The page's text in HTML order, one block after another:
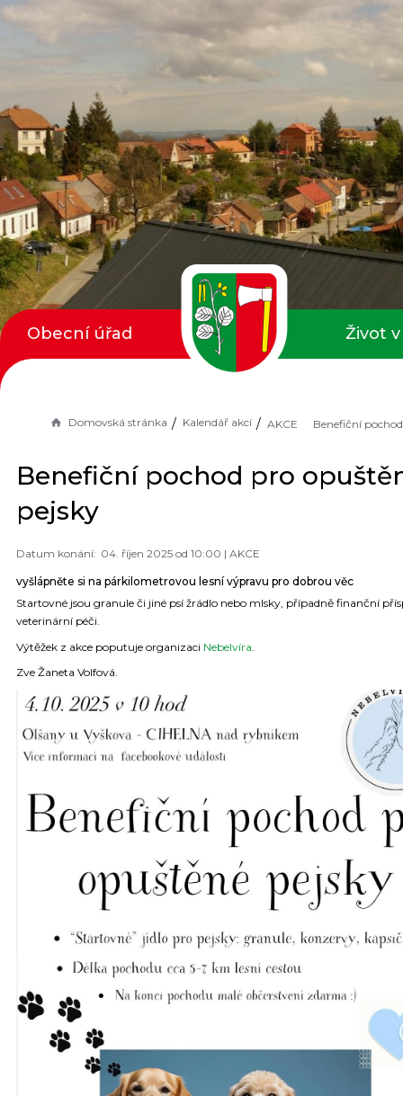
Domovská stránka Kalendář akcí AKCE
Benefiční pochod pro
pejsky
04. říjen 2025 od 10:00 | AKCE
vyšlápněte si na párkilometrovou lesní výpravu pro dobrou věc
Startovné jsou granule či jiné psí žrádlo nebo mlsky, případně finanční
veterinární péči.
Výtěžek z akce poputuje organizaci Nebelvíra
Zve Žaneta Volfová.
Obecní úřad Život